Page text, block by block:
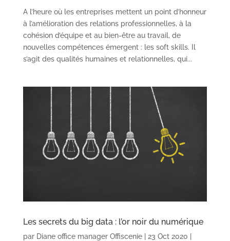
A l’heure où les entreprises mettent un point d’honneur
à l’amélioration des relations professionnelles, à la
cohésion d’équipe et au bien-être au travail, de
nouvelles compétences émergent : les soft skills. Il
s’agit des qualités humaines et relationnelles, qui...
Les secrets du big data : l’or noir du numérique
par Diane office manager Offiscenie| 23 Oct 2020